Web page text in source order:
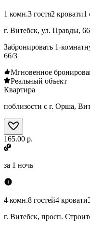
1 комн.3 гостя2 кровати1
г. Витебск, ул. Правды,
Забронировать 1-
66/3
Мгновенное
Реальный объект
Квартира
поблизости с г. Орша,
165.00 р.
за 1 ночь
4 комн.8 гостей4 кровати
г. Витебск, просп.